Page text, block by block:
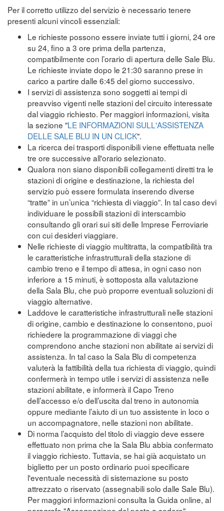
Per il corretto utilizzo del servizio è necessario tenere
presenti alcuni vincoli essenziali:
Le richieste possono essere inviate tutti i giorni, 24 ore
su 24, fino a 3 ore prima della partenza,
compatibilmente con l’orario di apertura delle Sale Blu.
Le richieste inviate dopo le 21:30 saranno prese in
carico a partire dalle 6:45 del giorno successivo.
I servizi di assistenza sono soggetti ai tempi di
preavviso vigenti nelle stazioni del circuito interessate
dal viaggio richiesto. Per maggiori informazioni, visita
la sezione "LE INFORMAZIONI SULL'ASSISTENZA
DELLE SALE BLU IN UN CLICK".
La ricerca dei trasporti disponibili viene effettuata nelle
tre ore successive all'orario selezionato.
Qualora non siano disponibili collegamenti diretti tra le
stazioni di origine e destinazione, la richiesta del
servizio può essere formulata inserendo diverse
“tratte” in un’unica “richiesta di viaggio”. In tal caso devi
individuare le possibili stazioni di interscambio
consultando gli orari sui siti delle Imprese Ferroviarie
con cui desideri viaggiare.
Nelle richieste di viaggio multitratta, la compatibilità tra
le caratteristiche infrastrutturali della stazione di
cambio treno e il tempo di attesa, in ogni caso non
inferiore a 15 minuti, è sottoposta alla valutazione
della Sala Blu, che può proporre eventuali soluzioni di
viaggio alternative.
Laddove le caratteristiche infrastrutturali nelle stazioni
di origine, cambio e destinazione lo consentono, puoi
richiedere la programmazione di viaggi che
comprendono anche stazioni non abilitate ai servizi di
assistenza. In tal caso la Sala Blu di competenza
valuterà la fattibilità della tua richiesta di viaggio, quindi
confermerà in tempo utile i servizi di assistenza nelle
stazioni abilitate, e informerà il Capo Treno
dell’accesso e/o dell’uscita dal treno in autonomia
oppure mediante l’aiuto di un tuo assistente in loco o
un accompagnatore, nelle stazioni non abilitate.
Di norma l’acquisto del titolo di viaggio deve essere
effettuato non prima che la Sala Blu abbia confermato
il viaggio richiesto. Tuttavia, se hai già acquistato un
biglietto per un posto ordinario puoi specificare
l'eventuale necessità di sistemazione su posto
attrezzato o riservato (assegnabili solo dalle Sale Blu).
Per maggiori informazioni consulta la Guida online, al